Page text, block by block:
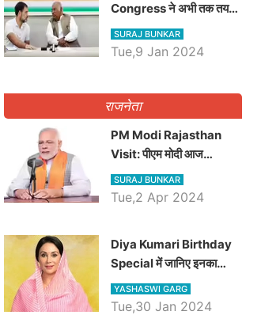
Congress ने अभी तक तय
नहीं किया नेता प्रतिपक्ष, जानें
कौन होगा दावेदार
SURAJ BUNKAR
Tue,9 Jan 2024
राजनेता
PM Modi Rajasthan
Visit: पीएम मोदी आज
राजस्थान में कोटपूतली में करेंगे
विशाल रैली, एक सभा से 8 सीटों
SURAJ BUNKAR
Tue,2 Apr 2024
Diya Kumari Birthday
Special में जानिए इनका
राजकुमारी से राजस्थान की
डिप्टी सीएम बनने तक का सफर,
YASHASWI GARG
Tue,30 Jan 2024